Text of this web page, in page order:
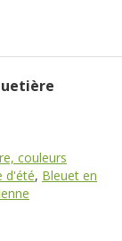
couleurs
d'été, Bleuet en